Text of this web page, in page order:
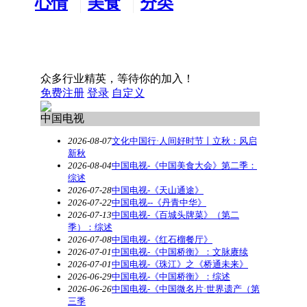
众多行业精英，等待你的加入！
免费注册 登录 自定义
中国电视
2026-08-07文化中国行·人间好时节丨立秋：风启
新秋
2026-08-04中国电视-《中国美食大会》第二季：
综述
2026-07-28中国电视-《天山通途》
2026-07-22中国电视--《丹青中华》
2026-07-13中国电视-《百城头牌菜》（第二
季）：综述
2026-07-08中国电视-《红石榴餐厅》
2026-07-01中国电视-《中国桥衡》：文脉赓续
2026-07-01中国电视-《珠江》之《桥通未来》
2026-06-29中国电视-《中国桥衡》：综述
2026-06-26中国电视-《中国微名片·世界遗产（第
三季